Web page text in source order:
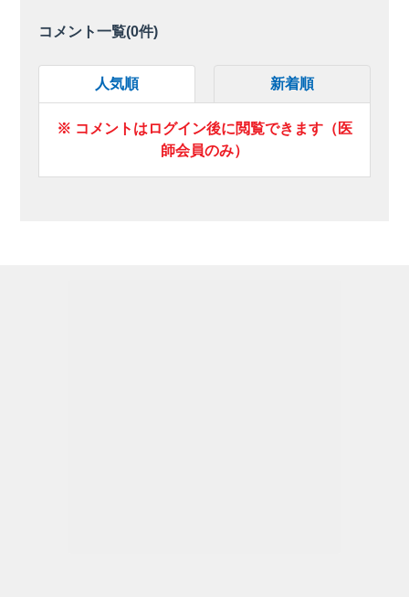
コメント一覧(0件)
人気順 新着順
※ コメントはログイン後に閲覧できます（医
師会員のみ）